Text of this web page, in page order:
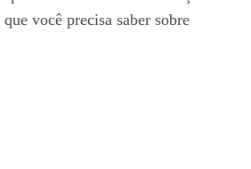
você precisa saber sobre